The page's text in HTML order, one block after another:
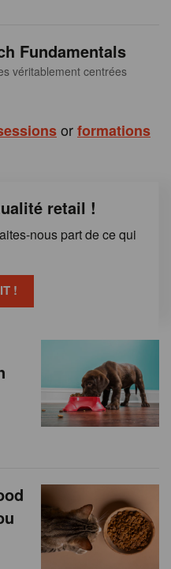
Fundamentals
véritablement centrées
orformations
retail !
nous part de ce qui
!